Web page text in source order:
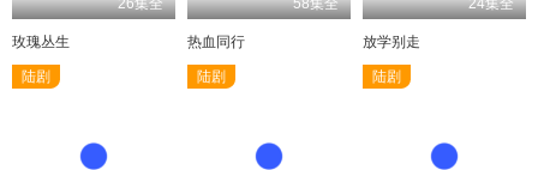
玫瑰丛生 热血同行 放学别走
陆剧 陆剧 陆剧